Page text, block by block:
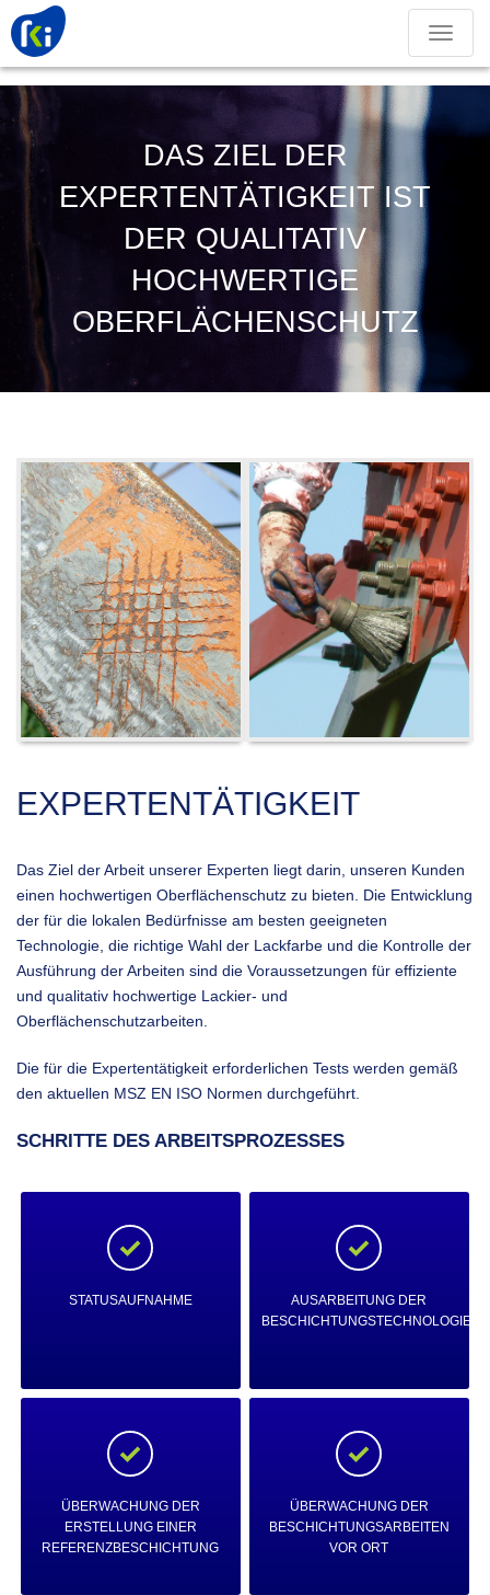
Toggle
navigation
DAS ZIEL DER
EXPERTENTÄTIGKEIT IST
DER QUALITATIV
HOCHWERTIGE
OBERFLÄCHENSCHUTZ
EXPERTENTÄTIGKEIT
Das Ziel der Arbeit unserer Experten liegt darin, unseren Kunden
einen hochwertigen Oberflächenschutz zu bieten. Die Entwicklung
der für die lokalen Bedürfnisse am besten geeigneten
Technologie, die richtige Wahl der Lackfarbe und die Kontrolle der
Ausführung der Arbeiten sind die Voraussetzungen für effiziente
und qualitativ hochwertige Lackier- und
Oberflächenschutzarbeiten.
Die für die Expertentätigkeit erforderlichen Tests werden gemäß
den aktuellen MSZ EN ISO Normen durchgeführt.
SCHRITTE DES ARBEITSPROZESSES
STATUSAUFNAHME
AUSARBEITUNG DER
BESCHICHTUNGSTECHNOLOGIE
ÜBERWACHUNG DER
ERSTELLUNG EINER
REFERENZBESCHICHTUNG
ÜBERWACHUNG DER
BESCHICHTUNGSARBEITEN
VOR ORT